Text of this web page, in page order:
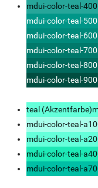
mdui-color-teal-400
mdui-color-teal-500
mdui-color-teal-600
mdui-color-teal-700
mdui-color-teal-800
mdui-color-teal-900
teal (Akzentfarbe)
mdui-color-teal-
mdui-color-teal-
mdui-color-teal-
mdui-color-teal-